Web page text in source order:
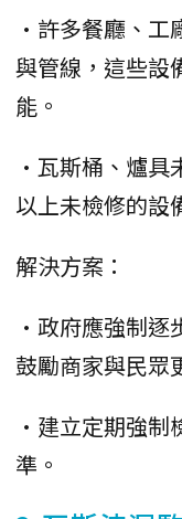
•許多餐廳、工
與管線，這些設
能。
•瓦斯桶、爐具
以上未檢修的設
解決方案：
•政府應強制逐
鼓勵商家與民眾
•建立定期強制
準。